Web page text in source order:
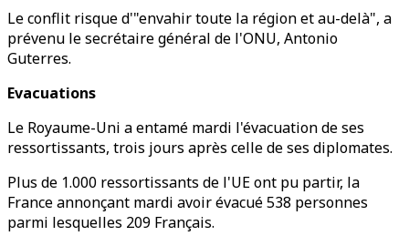
Le conflit risque d'"envahir toute la région et au-delà", a
prévenu le secrétaire général de l'ONU, Antonio
Guterres.
Evacuations
Le Royaume-Uni a entamé mardi l'évacuation de ses
ressortissants, trois jours après celle de ses diplomates.
Plus de 1.000 ressortissants de l'UE ont pu partir, la
France annonçant mardi avoir évacué 538 personnes
parmi lesquelles 209 Français.